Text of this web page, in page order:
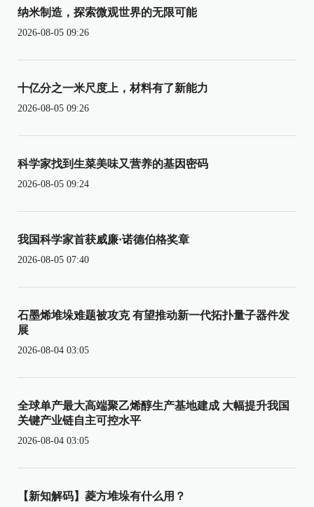
纳米制造，探索微观世界的无限可能
2026-08-05 09:26
十亿分之一米尺度上，材料有了新能力
2026-08-05 09:26
科学家找到生菜美味又营养的基因密码
2026-08-05 09:24
我国科学家首获威廉·诺德伯格奖章
2026-08-05 07:40
石墨烯堆垛难题被攻克 有望推动新一代拓扑量子器件发
展
2026-08-04 03:05
全球单产最大高端聚乙烯醇生产基地建成 大幅提升我国
关键产业链自主可控水平
2026-08-04 03:05
【新知解码】菱方堆垛有什么用？